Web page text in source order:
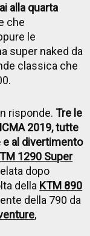
alla quarta
che
le
super naked da
classica che
risponde.Tre le
2019, tutte
al divertimento
1290 Super
dopo
della KTM 890
della 790 da
,